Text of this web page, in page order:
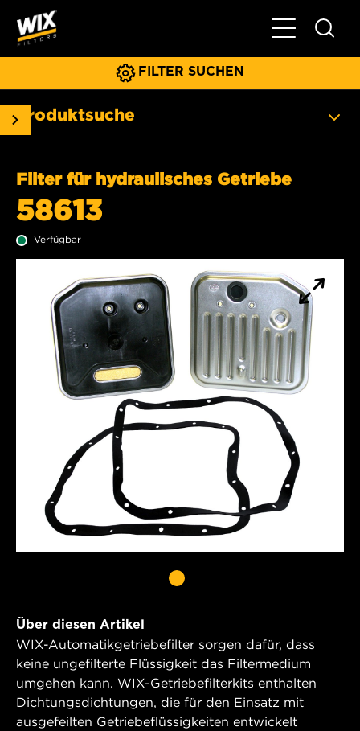
FILTER SUCHEN
Produktsuche
Filter für hydraulisches Getriebe
58613
Verfügbar
Über diesen Artikel
WIX-Automatikgetriebefilter sorgen dafür, dass
keine ungefilterte Flüssigkeit das Filtermedium
umgehen kann. WIX-Getriebefilterkits enthalten
Dichtungsdichtungen, die für den Einsatz mit
ausgefeilten Getriebeflüssigkeiten entwickelt